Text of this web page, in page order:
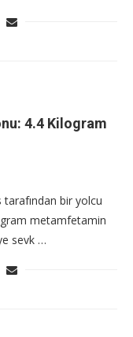
4.4 Kilogram
bir yolcu
metamfetamin
sevk …